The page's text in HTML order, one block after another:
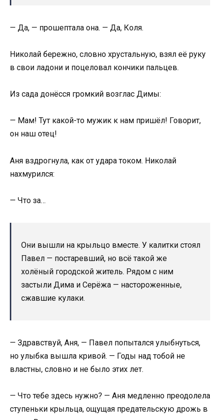
— Да, — прошептала она. — Да, Коля.
Николай бережно, словно хрустальную, взял её руку
в свои ладони и поцеловал кончики пальцев.
Из сада донёсся громкий возглас Димы:
— Мам! Тут какой-то мужик к нам пришёл! Говорит,
он наш отец!
Аня вздрогнула, как от удара током. Николай
нахмурился:
— Что за…
Они вышли на крыльцо вместе. У калитки стоял
Павел — постаревший, но всё такой же
холёный городской житель. Рядом с ним
застыли Дима и Серёжа — настороженные,
сжавшие кулаки.
— Здравствуй, Аня, — Павел попытался улыбнуться,
но улыбка вышла кривой. — Годы над тобой не
властны, словно и не было этих лет.
— Что тебе здесь нужно? — Аня медленно преодолела
ступеньки крыльца, ощущая предательскую дрожь в